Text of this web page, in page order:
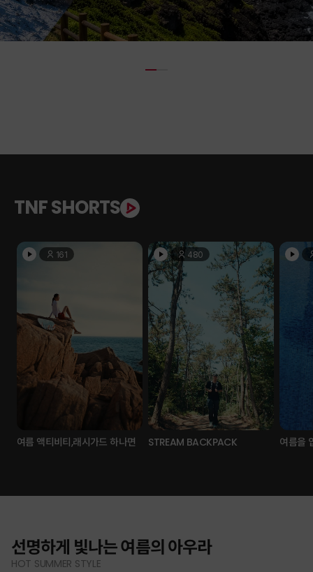
TNF SHORTS
161
여름 액티비티,래시가드 하나면
480
STREAM BACKPACK 여름을
선명하게 빛나는 여름의 아우라
HOT SUMMER STYLE